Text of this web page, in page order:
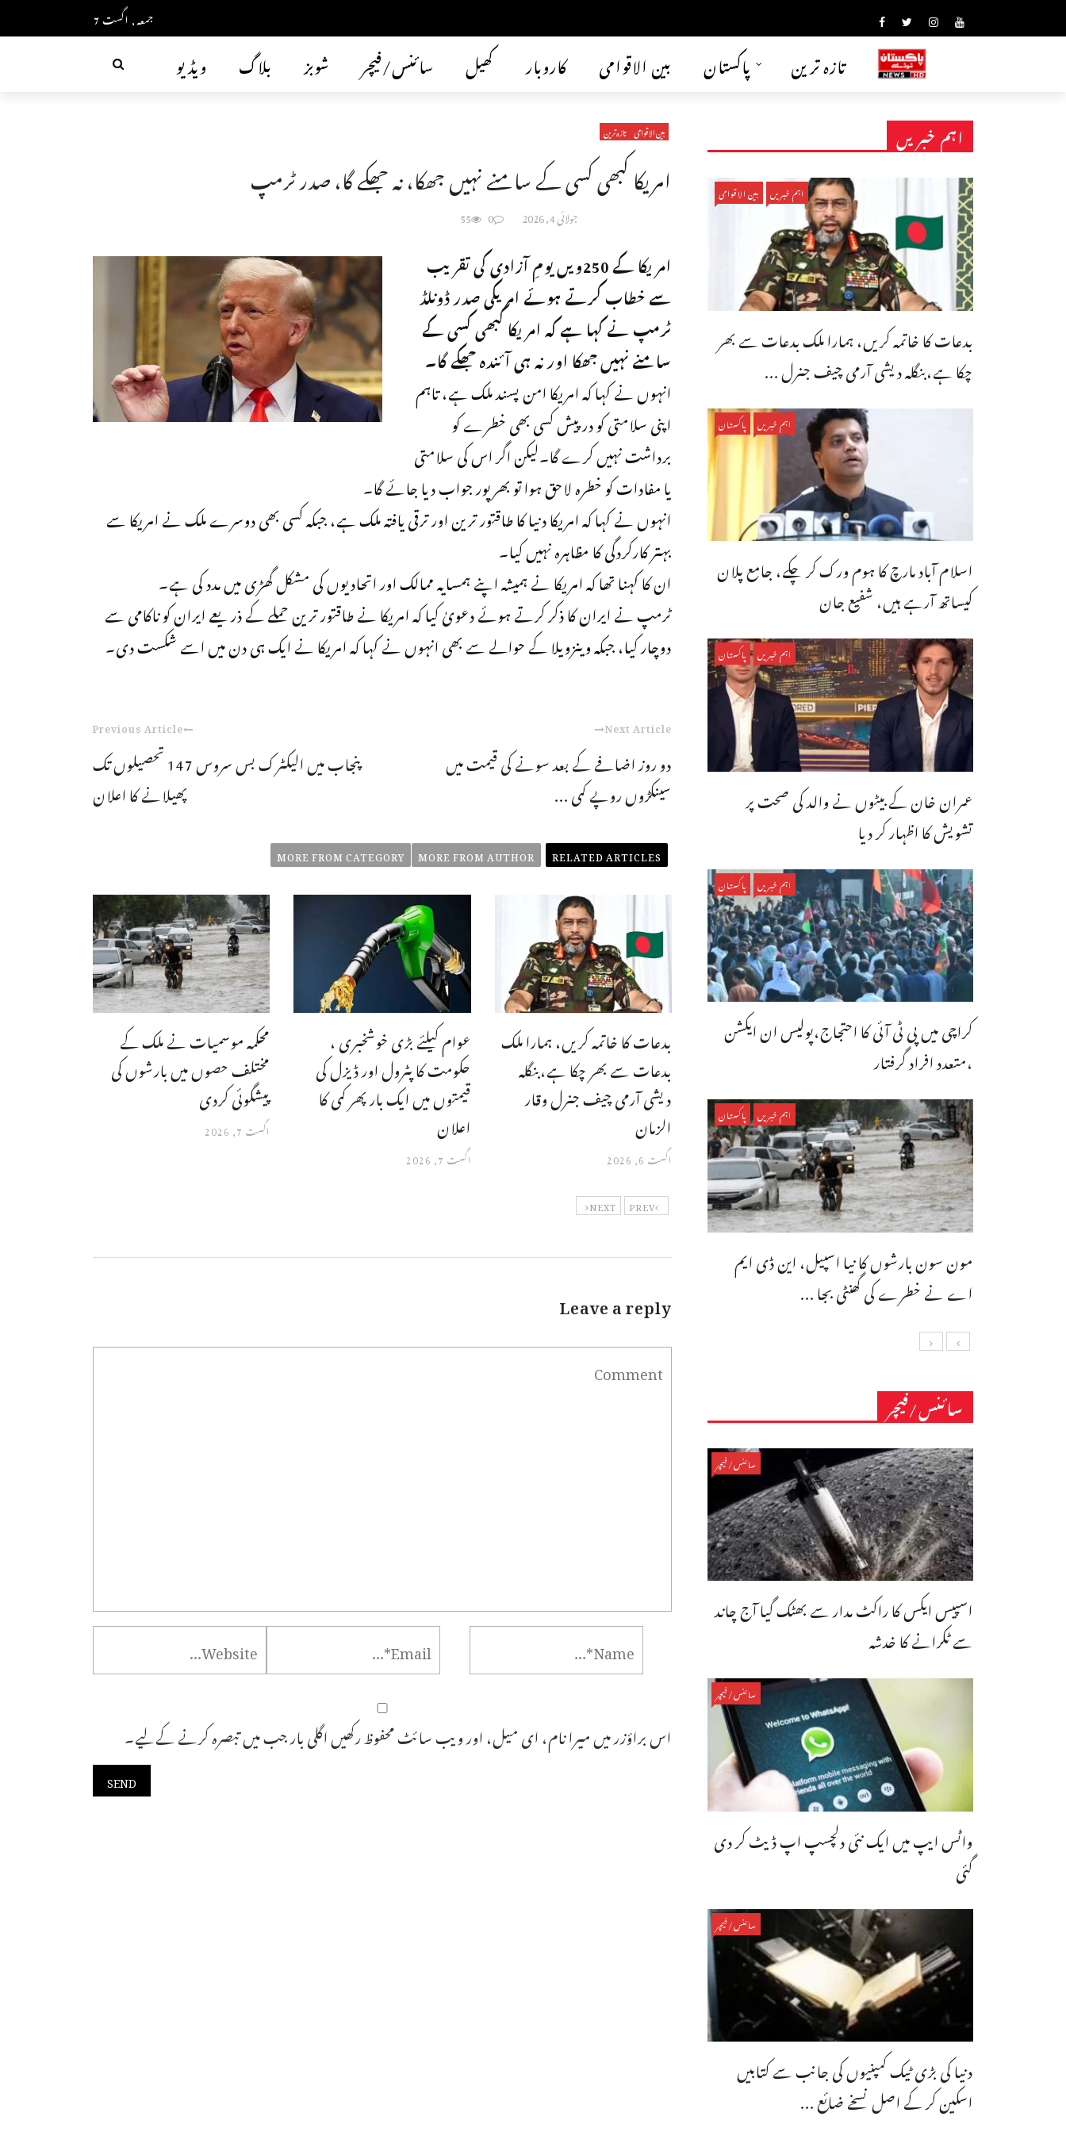
جمعہ, اگست 7
ویڈیو بلاگ شوبز سائنس/فیچر کھیل کاروبار بین الاقوامی پاکستان تازہ ترین
بین الاقوامی تازہ ترین
امریکا کبھی کسی کے سامنے نہیں جھکا، نہ جھکے گا، صدر ٹرمپ
جولائی 4, 2026 0
55
امریکا کے 250ویں یومِ آزادی کی تقریب
سے خطاب کرتے ہوئے امریکی صدر ڈونلڈ
ٹرمپ نے کہا ہے کہ امریکا کبھی کسی کے
سامنے نہیں جھکا اور نہ ہی آئندہ جھکے گا۔
انہوں نے کہا کہ امریکا امن پسند ملک ہے، تاہم
اپنی سلامتی کو درپیش کسی بھی خطرے کو
برداشت نہیں کرے گا۔لیکن اگر اس کی سلامتی
یا مفادات کو خطرہ لاحق ہوا تو بھرپور جواب دیا جائے گا۔
انہوں نے کہا کہ امریکا دنیا کا طاقتور ترین اور ترقی یافتہ ملک ہے، جبکہ کسی بھی دوسرے ملک نے امریکا سے
بہتر کارکردگی کا مظاہرہ نہیں کیا۔
ان کا کہنا تھا کہ امریکا نے ہمیشہ اپنے ہمسایہ ممالک اور اتحادیوں کی مشکل گھڑی میں مدد کی ہے۔
ٹرمپ نے ایران کا ذکر کرتے ہوئے دعویٰ کیا کہ امریکا نے طاقتور ترین حملے کے ذریعے ایران کو ناکامی سے
دوچار کیا، جبکہ وینزویلا کے حوالے سے بھی انہوں نے کہا کہ امریکا نے ایک ہی دن میں اسے شکست دی۔
Previous Article
پنجاب میں الیکٹرک بس سروس 147 تحصیلوں تک
پھیلانے کا اعلان
Next Article
دو روز اضافے کے بعد سونے کی قیمت میں
سینکڑوں روپے کمی ...
RELATED ARTICLES
MORE FROM AUTHOR
MORE FROM CATEGORY
محکمہ موسمیات نے ملک کے
مختلف حصوں میں بارشوں کی
پیشگوئی کردی
اگست 7, 2026
عوام کیلئے بڑی خوشخبری ،
حکومت کا پٹرول اور ڈیزل کی
قیمتوں میں ایک بار پھر کمی کا
اعلان
اگست 7, 2026
بدعات کا خاتمہ کریں، ہمارا ملک
بدعات سے بھر چکا ہے،بنگله
دیشی آرمی چیف جنرل وقار
الزمان
اگست 6, 2026
PREV
NEXT
Leave a reply
اس براؤزر میں میرا نام، ای میل، اور ویب سائٹ محفوظ رکھیں اگلی بار جب میں تبصرہ کرنے کےلیے۔
اہم خبریں
اہم خبریں بین الاقوامی
بدعات کا خاتمہ کریں، ہمارا ملک بدعات سے بھر
چکا ہے،بنگله دیشی آرمی چیف جنرل ...
اہم خبریں پاکستان
اسلام آباد مارچ کا ہوم ورک کر چکے، جامع پلان
کیساتھ آرہے ہیں، شفیع جان
اہم خبریں پاکستان
عمران خان کے بیٹوں نے والد کی صحت پر
تشویش کا اظہار کر دیا
اہم خبریں پاکستان
کراچی میں پی ٹی آئی کا احتجاج،پولیس ان ایکشن
،متعدد افراد گرفتار
اہم خبریں پاکستان
مون سون بارشوں کا نیا اسپیل، این ڈی ایم
اے نے خطرے کی گھنٹی بجا ...
سائنس/فیچر
سائنس/فیچر
اسپیس ایکس کا راکٹ مدار سے بھٹک گیا آج چاند
سے ٹکرانے کا خدشہ
سائنس/فیچر
واٹس ایپ میں ایک نئی دلچسپ اپ ڈیٹ کر دی
گئی
سائنس/فیچر
دنیا کی بڑی ٹیک کمپنیوں کی جانب سے کتابیں
اسکین کر کے اصل نسخے ضائع ...